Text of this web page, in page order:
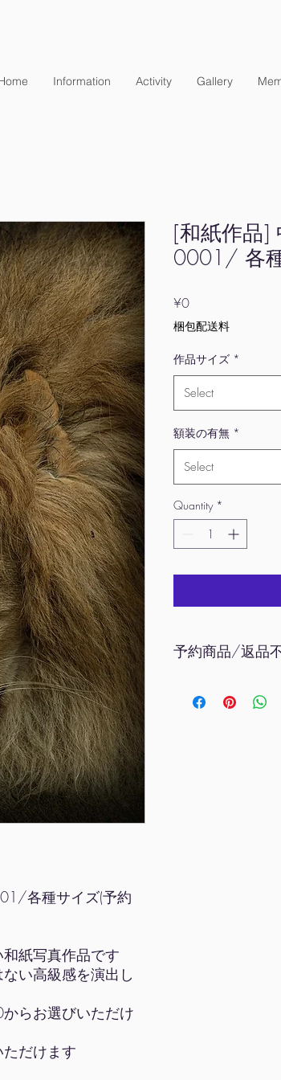
Information Activity Gallery
各種サイズ(予約
紙写真作品です
い高級感を演出し
らお選びいただけ
だけます
[和紙作品]
0001/ 各
¥0Price
梱包配送料
作品サイズ *
Select
額装の有無 *
Select
Quantity *
予約商品/返品